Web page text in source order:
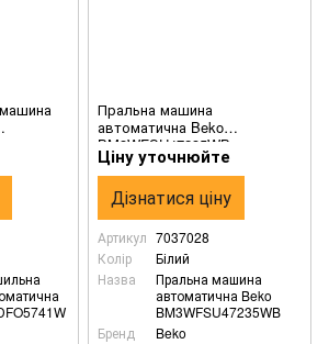
Пральна машина
автоматична Beko
BM3WFSU47235WB
Ціну уточнюйте
Дізнатися ціну
Артикул 7037028
Колір
Білий
Назва
Пральна машина
автоматична Beko
BM3WFSU47235WB
Бренд
Beko